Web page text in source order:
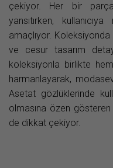
çekiyor. Her bir
yansıtırken,
amaçlıyor.
ve cesur tasarım
koleksiyonla birlikte
harmanlayarak,
Asetat gözlüklerinde
olmasına özen
de dikkat çekiyor.